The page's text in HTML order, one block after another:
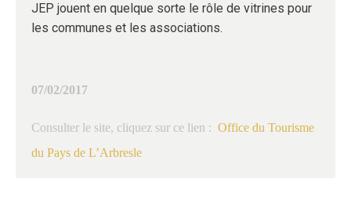
JEP jouent en quelque sorte le rôle de vitrines pour
les communes et les associations.
07/02/2017
Consulter le site, cliquez sur ce lien : Office du Tourisme
du Pays de L’Arbresle